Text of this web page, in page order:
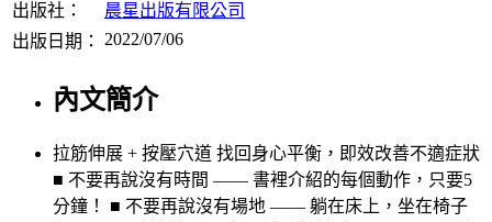
出版社：
晨星出版有限公司
出版日期：
2022/07/06
內文簡介
拉筋伸展 + 按壓穴道 找回身心平衡，即效改善不適症狀
■ 不要再說沒有時間 —— 書裡介紹的每個動作，只要5
分鐘！ ■ 不要再說沒有場地 —— 躺在床上，坐在椅子